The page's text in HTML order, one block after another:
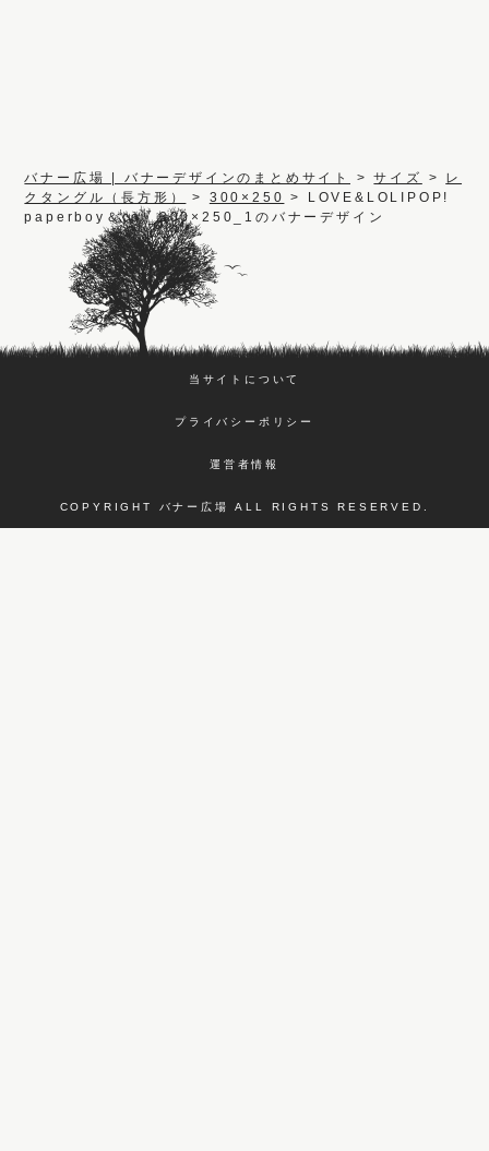
バナー広場 | バナーデザインのまとめサイト >サイズ > レ
クタングル（長方形）
> 300×250 >
LOVE&LOLIPOP!
paperboy＆co._300×250_1のバナーデザイン
当サイトについて
プライバシーポリシー
運営者情報
COPYRIGHT バナー広場 ALL RIGHTS RESERVED.